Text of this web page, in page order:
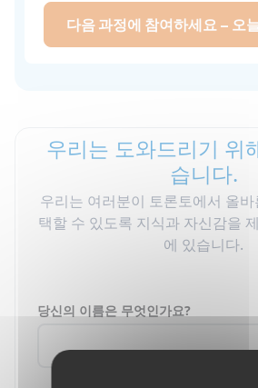
다음 과정에 참여하세요 – 오
우리는 도와드리기 위
습니다.
우리는 여러분이 토론토에서 올
택할 수 있도록 지식과 자신감을
에 있습니다.
당신의 이름은 무엇인가요?